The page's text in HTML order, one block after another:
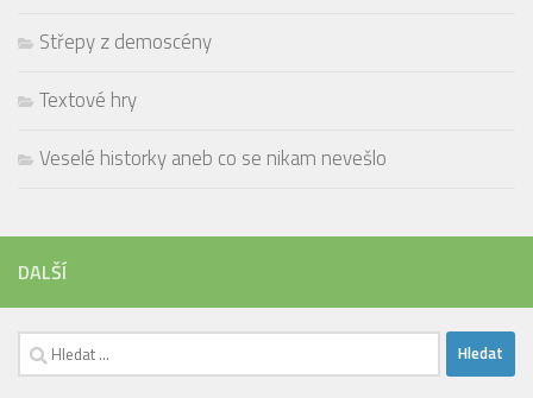
Střepy z demoscény
Textové hry
Veselé historky aneb co se nikam nevešlo
DALŠÍ
Vyhledávání